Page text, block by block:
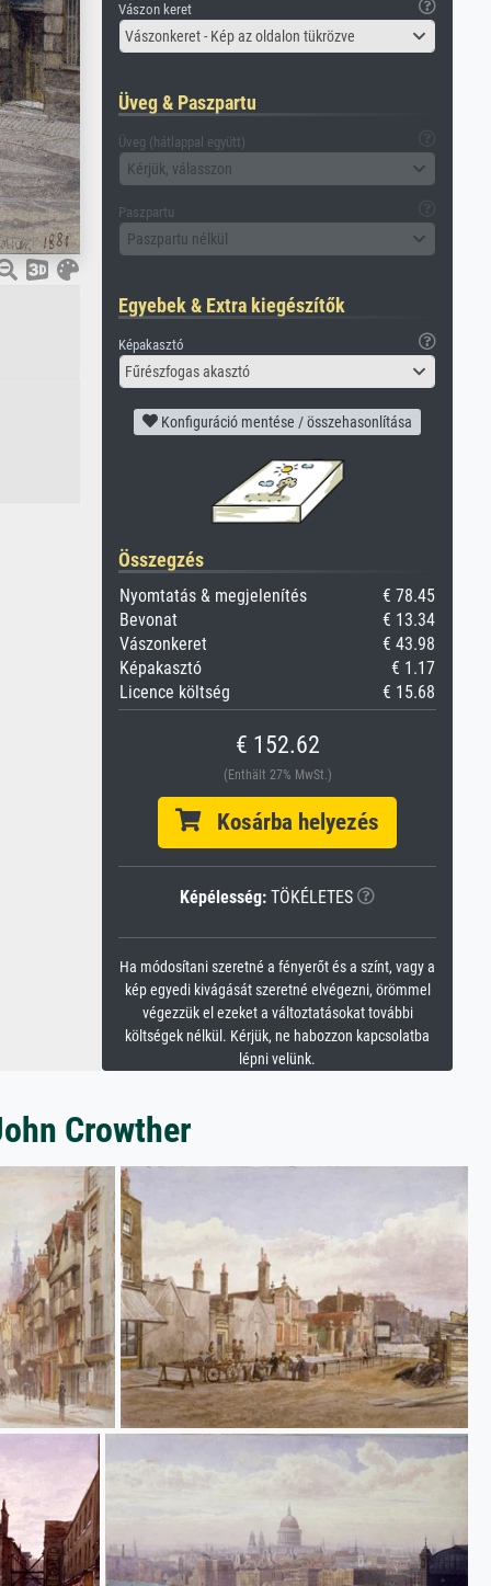
Vászon keret
Vászonkeret - Kép az oldalon tükrözve
Üveg & Paszpartu
Üveg (hátlappal együtt)
Kérjük, válasszon
Paszpartu
Paszpartu nélkül
Egyebek & Extra kiegészítők
Képakasztó
Fűrészfogas akasztó
Konfiguráció mentése / összehasonlítása
Összegzés
Nyomtatás & megjelenítés
€ 78.45
Bevonat
€ 13.34
Vászonkeret
€ 43.98
Képakasztó
€ 1.17
Licence költség
€ 15.68
€ 152.62
(Enthält 27% MwSt.)
Kosárba helyezés
Képélesség: TÖKÉLETES
Ha módosítani szeretné a fényerőt és a színt, vagy a
kép egyedi kivágását szeretné elvégezni, örömmel
végezzük el ezeket a változtatásokat további
költségek nélkül. Kérjük, ne habozzon kapcsolatba
lépni velünk.
Crowther